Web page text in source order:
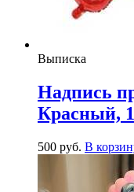
Выписка
Надпись
Красный,
500 руб. В